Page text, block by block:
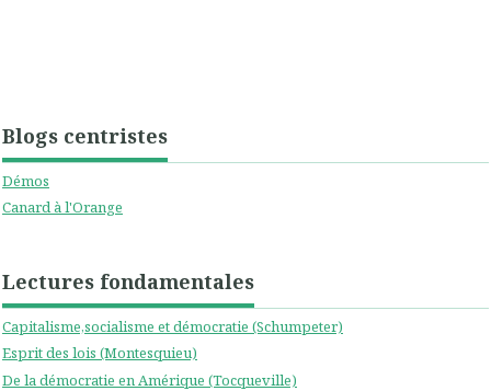
Blogs centristes
Démos
Canard à l'Orange
Lectures fondamentales
Capitalisme,socialisme et démocratie (Schumpeter)
Esprit des lois (Montesquieu)
De la démocratie en Amérique (Tocqueville)